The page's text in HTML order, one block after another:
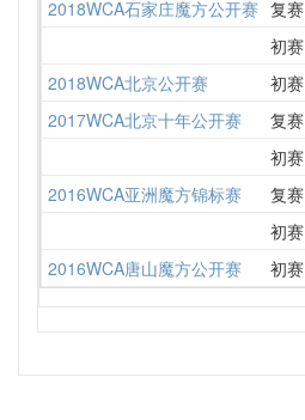
2018WCA石家庄魔方公开赛 复赛
初赛
2018WCA北京公开赛 初赛
2017WCA北京十年公开赛 复赛
初赛
2016WCA亚洲魔方锦标赛 复赛
初赛
2016WCA唐山魔方公开赛 初赛